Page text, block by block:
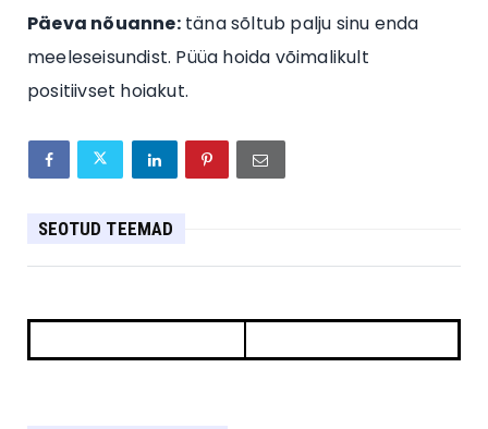
Päeva nõuanne:täna sõltub palju sinu enda
meeleseisundist. Püüa hoida võimalikult
positiivset hoiakut.
SEOTUD TEEMAD